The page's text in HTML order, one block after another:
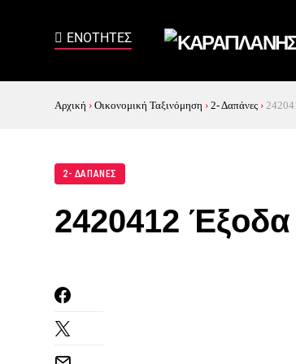
Αρχική › Οικονομική Ταξινόμηση › 2- Δαπάνες ›
2- ΔΑΠΑΝΕΣ
2420412 Έξοδα